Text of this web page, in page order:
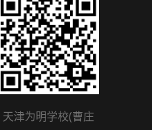
天津为明学校(曹庄